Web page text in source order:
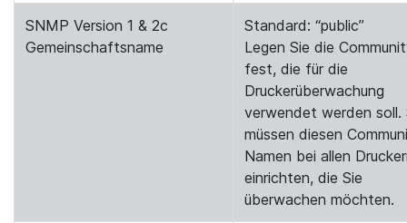
SNMP Version 1 & 2c
Gemeinschaftsname
Standard: “public”
Legen Sie die
fest, die für die
Druckerüberwachung
verwendet werden soll.
müssen diesen
Namen bei allen
einrichten, die Sie
überwachen möchten.